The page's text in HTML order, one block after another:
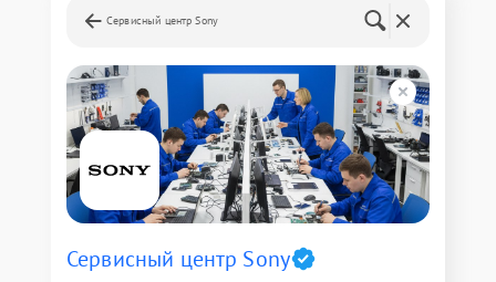
Сервисный центр Sony
Сервисный центр Sony